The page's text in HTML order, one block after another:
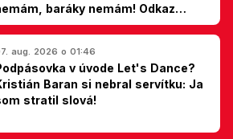
baráky nemám! Odkaz
aug. 2026 o 01:46
v úvode Let's Dance?
Baran si nebral servítku: Ja
stratil slová!